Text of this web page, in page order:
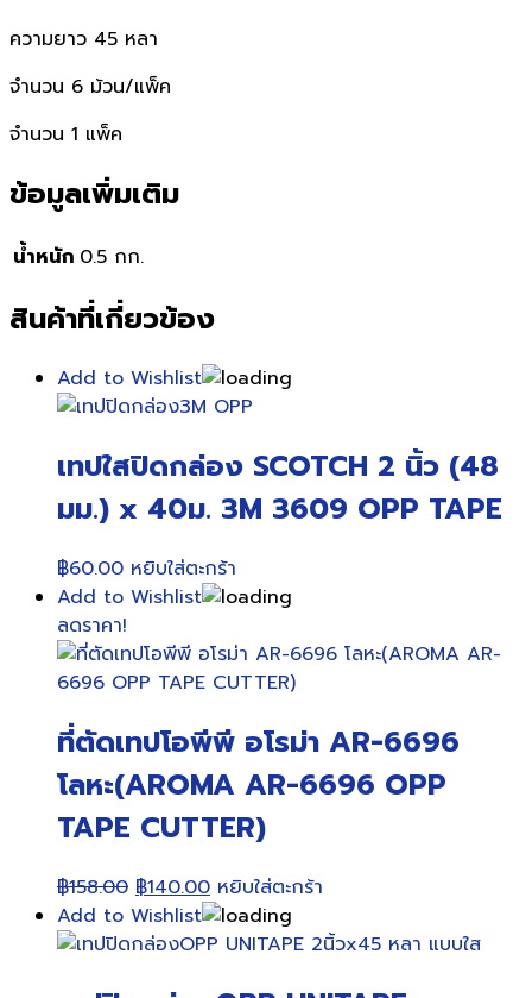
ความยาว 45 หลา
จำนวน 6 ม้วน/แพ็ค
จำนวน 1 แพ็ค
ข้อมูลเพิ่มเติม
น้ำหนัก 0.5 กก.
สินค้าที่เกี่ยวข้อง
Add to Wishlist
เทปใสปิดกล่อง SCOTCH 2 นิ้ว (48
มม.) x 40ม. 3M 3609 OPP TAPE
฿60.00 หยิบใส่ตะกร้า
Add to Wishlist
ลดราคา!
ที่ตัดเทปโอพีพี อโรม่า AR-6696
โลหะ(AROMA AR-6696 OPP
TAPE CUTTER)
฿158.00 Original
price
was:
฿140.00Current
price
is:
หยิบใส่ตะกร้า
Add to Wishlist